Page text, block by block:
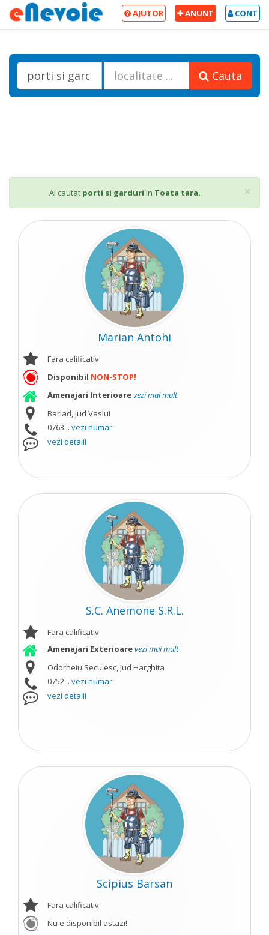
CONT
ANUNT
AJUTOR
Cauta
×
Ai cautat porti si garduri in Toata tara.
Marian Antohi
Fara calificativ
Disponibil NON-STOP!
Amenajari Interioarevezi mai mult
Barlad, Jud Vaslui
0763... vezi numar
vezi detalii
S.C. Anemone S.R.L.
Fara calificativ
Amenajari Exterioarevezi mai mult
Odorheiu Secuiesc, Jud Harghita
0752... vezi numar
vezi detalii
Scipius Barsan
Fara calificativ
Nu e disponibil astazi!